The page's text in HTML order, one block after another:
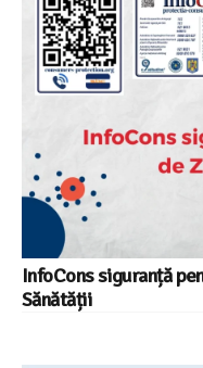
InfoCons siguranță
Sănătății